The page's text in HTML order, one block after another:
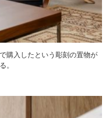
購入したという彫刻の置物が
。